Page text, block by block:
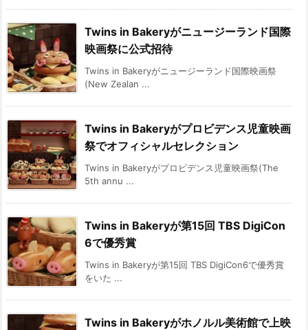
Twins in Bakeryがニュージーランド国際
映画祭に公式招待
Twins in Bakeryがニュージーランド国際映画祭
(New Zealan ...
Twins in Bakeryがプロビデンス児童映画
祭でオフィシャルセレクション
Twins in Bakeryがプロビデンス児童映画祭(The
5th annu ...
Twins in Bakeryが第15回 TBS DigiCon
6で優秀賞
Twins in Bakeryが第15回 TBS DigiCon6で優秀賞
をいた ...
Twins in Bakeryがホノルル美術館で上映